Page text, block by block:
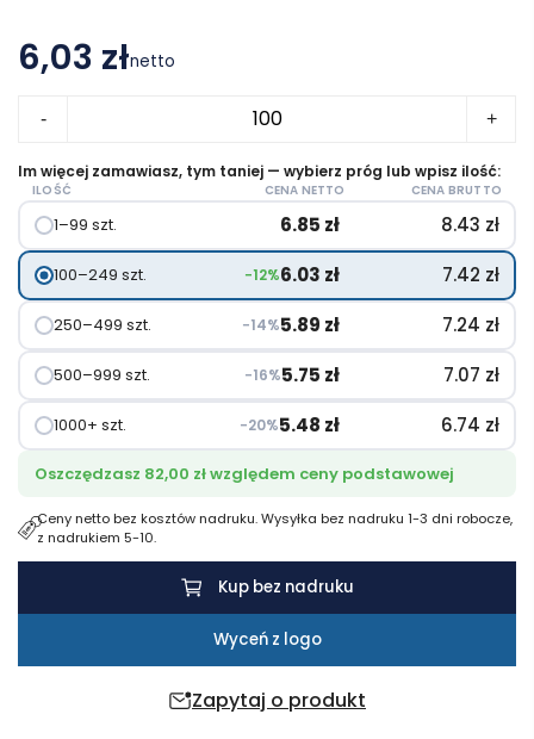
6,03 złnetto
-
A5
Spectrum
kartki
w
kropki
+
Zapytaj o produkt
Im więcej zamawiasz, tym taniej — wybierz próg lub wpisz ilość:
ILOŚĆ CENA NETTO CENA BRUTTO
1–99 szt. 6.85 zł 8.43 zł
100–249 szt. −12%6.03 zł 7.42 zł
250–499 szt. −14%5.89 zł 7.24 zł
500–999 szt. −16%5.75 zł 7.07 zł
1000+ szt. −20%5.48 zł 6.74 zł
Oszczędzasz 82,00 zł względem ceny podstawowej
Ceny netto bez kosztów nadruku. Wysyłka bez nadruku 1-3 dni robocze,
z nadrukiem 5-10.
Kup bez nadruku
Wyceń z logo